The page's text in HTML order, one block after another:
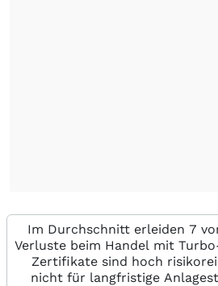
Im Durchschnitt erleiden 7
Verluste beim Handel mit
Zertifikate sind hoch
nicht für langfristige